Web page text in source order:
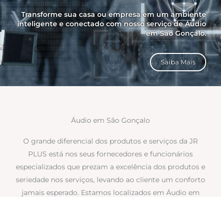
Transforme sua casa ou empresa em um ambiente
inteligente e conectado com nosso serviço de Áudio
em São Gonçalo.
Saiba Mais
Áudio em São Gonçalo
O grande diferencial dos produtos e serviços da JR
PLUS está nos seus fornecedores e funcionários
especializados que prezam a excelência dos produtos e
seriedade nos serviços, levando ao cliente um conforto
jamais esperado. Estamos localizados em Áudio em